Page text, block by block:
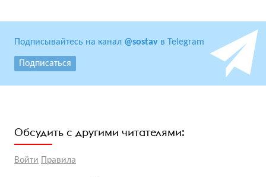
Подписывайтесь на канал @sostav в Telegram
Подписаться
Обсудить с другими читателями:
Войти Правила